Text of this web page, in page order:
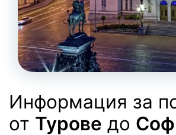
Информация за
от Турове до